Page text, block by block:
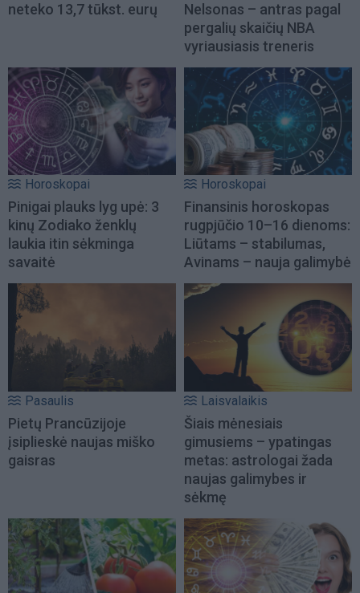
neteko 13,7 tūkst. eurų
Nelsonas – antras pagal
pergalių skaičių NBA
vyriausiasis treneris
Horoskopai
Pinigai plauks lyg upė: 3
kinų Zodiako ženklų
laukia itin sėkminga
savaitė
Horoskopai
Finansinis horoskopas
rugpjūčio 10–16 dienoms:
Liūtams – stabilumas,
Avinams – nauja galimybė
Pasaulis
Pietų Prancūzijoje
įsiplieskė naujas miško
gaisras
Laisvalaikis
Šiais mėnesiais
gimusiems – ypatingas
metas: astrologai žada
naujas galimybes ir
sėkmę